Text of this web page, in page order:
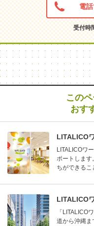
電
受付時
この
おす
LITALICO
LITALICOワ
ポートします
ちができるこ
LITALICO
「LITALICO
道から沖縄ま